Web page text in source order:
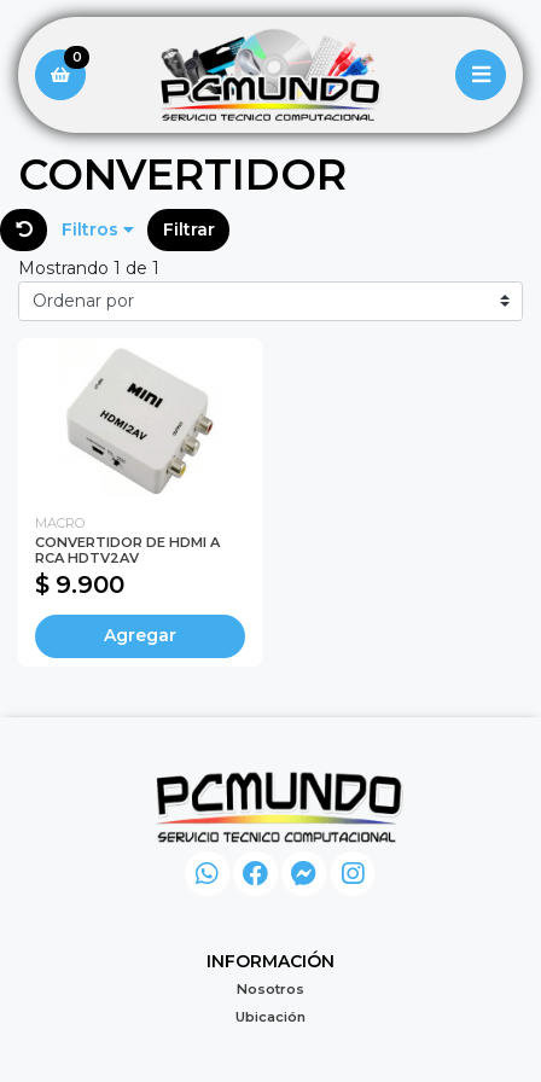
0
CONVERTIDOR
Filtros
Filtrar
Mostrando 1 de 1
MACRO
CONVERTIDOR DE HDMI A
RCA HDTV2AV
$ 9.900
Agregar
INFORMACIÓN
Nosotros
Ubicación